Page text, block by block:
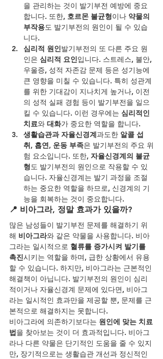
을 관리하는 것이 발기부전 예방에 중요
합니다. 또한, 호르몬 불균형이나 약물의
부작용도 발기부전의 원인이 될 수 있습
니다.
심리적 원인발기부전의 또 다른 주요 원
인은 심리적 요인입니다. 스트레스, 불안,
우울증, 성적 자존감 문제 등은 성기능에
큰 영향을 미칠 수 있습니다. 특히 성관계
를 위한 기대감이 지나치게 높거나, 이전
의 성적 실패 경험 등이 발기부전을 일으
킬 수 있습니다. 이런 경우에는 심리적인
치료와 대화가 중요한 역할을 합니다.
생활습관과 자율신경계과도한 알콜 섭
취, 흡연, 운동 부족은 발기부전의 주요 위
험 요소입니다. 또한, 자율신경계의 불균
형도 발기부전의 원인으로 작용할 수 있
습니다. 자율신경계는 발기 과정을 조절
하는 중요한 역할을 하므로, 신경계의 기
능을 회복하는 것이 중요합니다.
📍 비아그라, 정말 효과가 있을까?
많은 남성들이 발기부전 문제를 해결하기 위
해 비아그라와 같은 약물을 사용합니다. 비아
그라는 일시적으로 혈류를 증가시켜 발기를
촉진시키는 역할을 하며, 급한 상황에서 유용
할 수 있습니다. 하지만, 비아그라는 근본적인
해결책이 아닙니다. 발기부전의 원인이 심리
적이거나 자율신경계 문제에 있다면, 비아그
라는 일시적인 효과만을 제공할 뿐, 문제를 근
본적으로 해결하지는 못합니다.
비아그라에 의존하기보다는 원인에 맞는 치료
법을 찾아보는 것이 더 효과적입니다. 비아그
라나 다른 약물은 단기적인 도움을 줄 수 있지
만, 장기적으로는 생활습관 개선과 정신적인